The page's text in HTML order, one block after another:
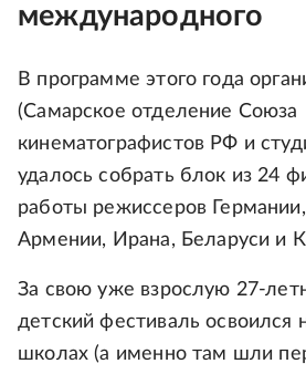
международного
В программе этого года
(Самарское отделение Союза
кинематографистов РФ и
удалось собрать блок из 24
работы режиссеров
Армении, Ирана, Беларуси и
За свою уже взрослую 27-
детский фестиваль освоился
школах (а именно там шли